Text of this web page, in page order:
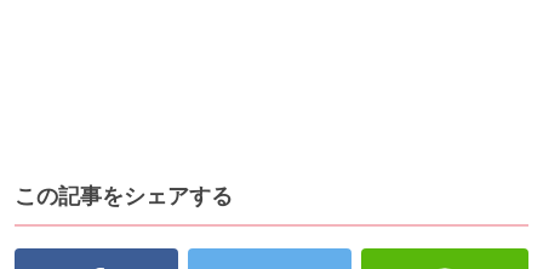
この記事をシェアする